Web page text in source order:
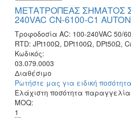
ΜΕΤΑΤΡΟΠΕΑΣ ΣΗΜΑΤΟΣ
240VAC CN-6100-C1
Τροφοδοσία AC: 100-240VAC 50/
RTD: JPt100Ω, DPt100Ω, DPt50Ω,
Κωδικός:
03.079.0003
Διαθέσιμο
Ρωτήστε μας για ειδική ποσότητα
Ελάχιστη ποσότητα
MOQ:
1